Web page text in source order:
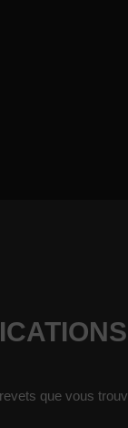
que vous